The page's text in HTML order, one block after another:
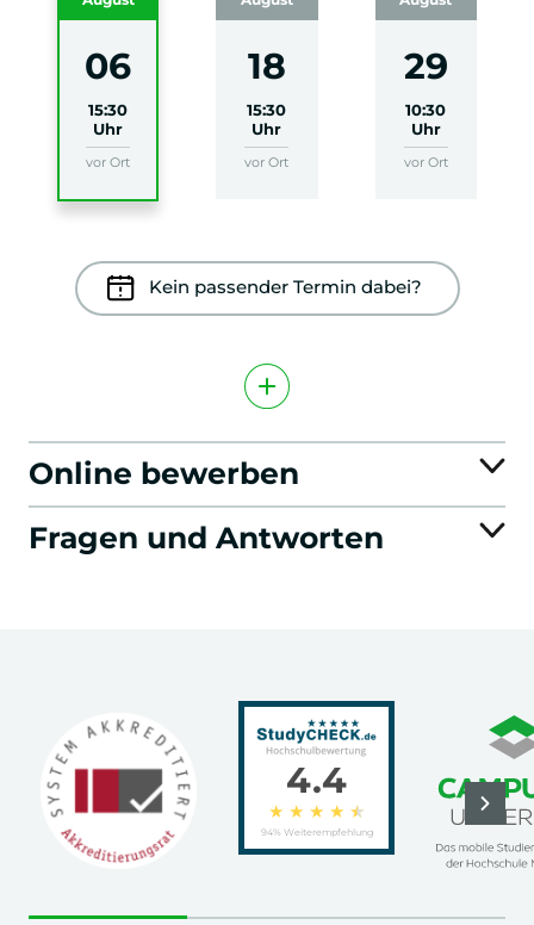
06
15:30
Uhr
vor Ort
18
15:30
Uhr
vor Ort
29
10:30
Uhr
vor Ort
Kein passender Termin dabei?
Online bewerben
Fragen und Antworten
4.4
★ ★ ★ ★ ★
94% Weiterempfehlung